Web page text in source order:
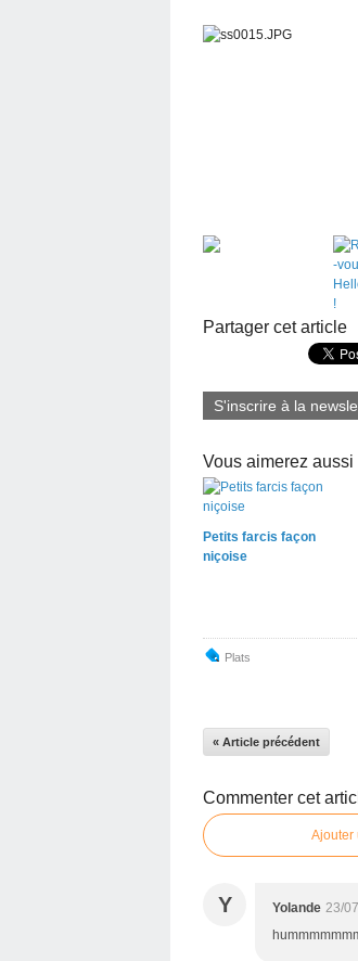
Partager cet article
S'inscrire à la
Vous aimerez aussi
Petits farcis façon
niçoise
Plats
« Article précédent
Commenter cet
Ajouter
Y Yolande 23/